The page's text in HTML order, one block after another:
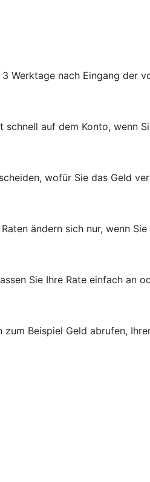
nach Eingang der
auf dem Konto, wenn
wofür Sie das Geld
ändern sich nur, wenn Sie
Sie Ihre Rate einfach an
Beispiel Geld abrufen,